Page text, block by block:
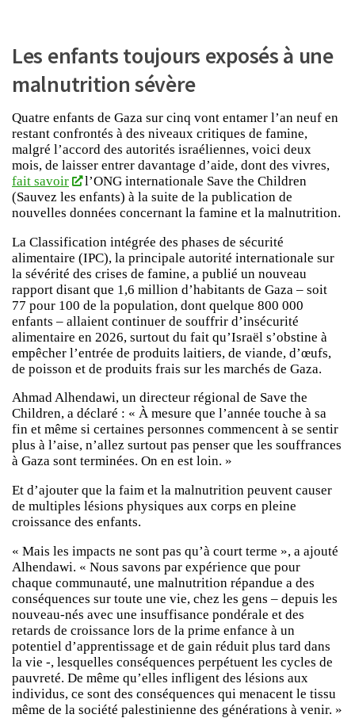
Les enfants toujours exposés à une
malnutrition sévère
Quatre enfants de Gaza sur cinq vont entamer l’an neuf en
restant confrontés à des niveaux critiques de famine,
malgré l’accord des autorités israéliennes, voici deux
mois, de laisser entrer davantage d’aide, dont des vivres,
fait savoir
l’ONG internationale Save the Children
(Sauvez les enfants) à la suite de la publication de
nouvelles données concernant la famine et la malnutrition.
La Classification intégrée des phases de sécurité
alimentaire (IPC), la principale autorité internationale sur
la sévérité des crises de famine, a publié un nouveau
rapport disant que 1,6 million d’habitants de Gaza – soit
77 pour 100 de la population, dont quelque 800 000
enfants – allaient continuer de souffrir d’insécurité
alimentaire en 2026, surtout du fait qu’Israël s’obstine à
empêcher l’entrée de produits laitiers, de viande, d’œufs,
de poisson et de produits frais sur les marchés de Gaza.
Ahmad Alhendawi, un directeur régional de Save the
Children, a déclaré : « À mesure que l’année touche à sa
fin et même si certaines personnes commencent à se sentir
plus à l’aise, n’allez surtout pas penser que les souffrances
à Gaza sont terminées. On en est loin. »
Et d’ajouter que la faim et la malnutrition peuvent causer
de multiples lésions physiques aux corps en pleine
croissance des enfants.
« Mais les impacts ne sont pas qu’à court terme », a ajouté
Alhendawi. « Nous savons par expérience que pour
chaque communauté, une malnutrition répandue a des
conséquences sur toute une vie, chez les gens – depuis les
nouveau-nés avec une insuffisance pondérale et des
retards de croissance lors de la prime enfance à un
potentiel d’apprentissage et de gain réduit plus tard dans
la vie -, lesquelles conséquences perpétuent les cycles de
pauvreté. De même qu’elles infligent des lésions aux
individus, ce sont des conséquences qui menacent le tissu
même de la société palestinienne des générations à venir. »